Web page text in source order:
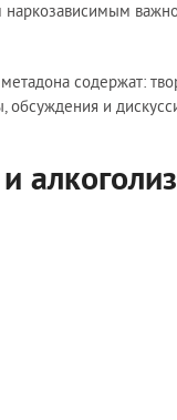
содержат:
обсуждения и